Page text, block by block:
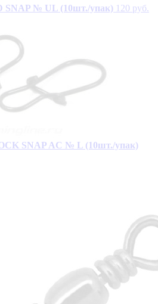
SNAP № UL (10шт./упак) 120 руб.
SNAP AC № L (10шт./упак)